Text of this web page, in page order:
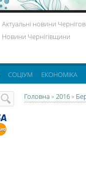
Актуальні новини
Новини Чернігівщини
СОЦІУМ ЕКОНОМІКА
Головна » 2016»